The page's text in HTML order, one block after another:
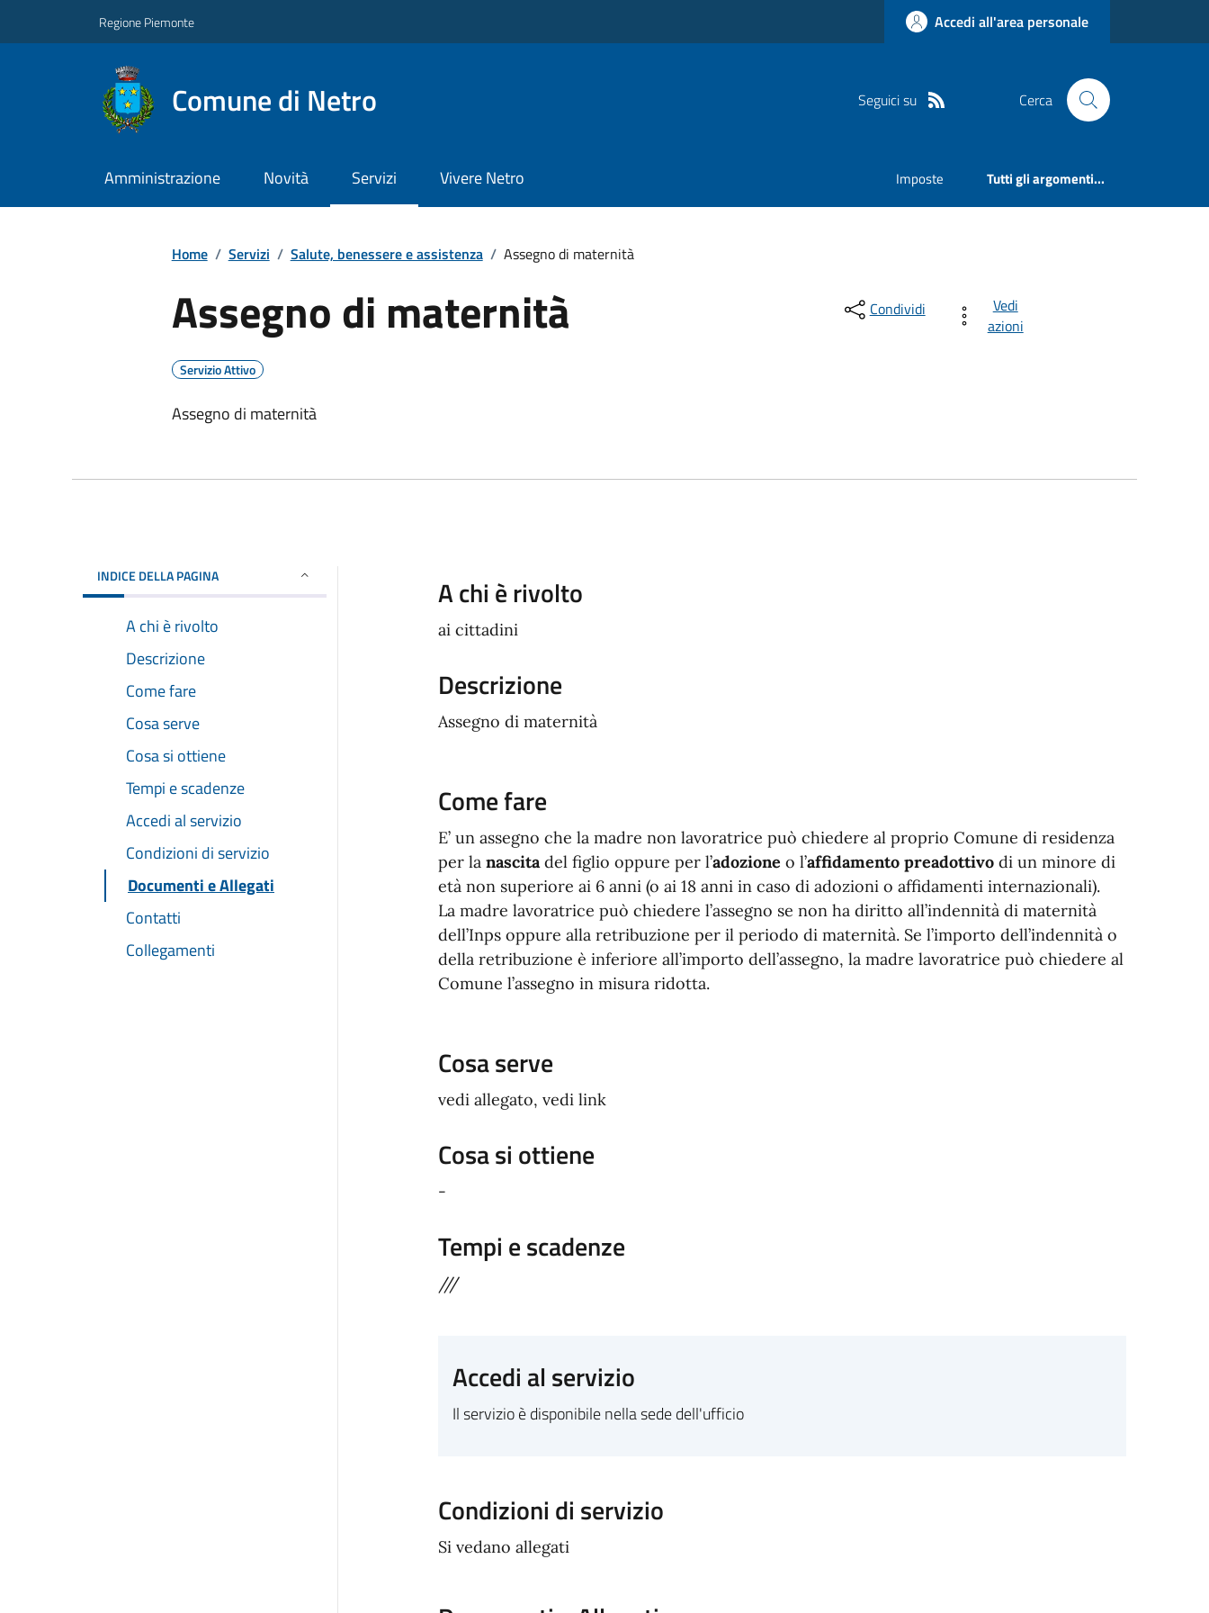
Regione Piemonte Accedi all'area personale
Comune di Netro Seguici su Cerca
Amministrazione Novità Servizi Vivere Netro Imposte Tutti gli argomenti...
Home / Servizi / Salute, benessere e assistenza / Assegno di maternità
Assegno di maternità
Servizio Attivo
Assegno di maternità
Condividi
Vedi
azioni
INDICE DELLA PAGINA
A chi è rivolto
Descrizione
Come fare
Cosa serve
Cosa si ottiene
Tempi e scadenze
Accedi al servizio
Condizioni di servizio
Documenti e Allegati
Contatti
Collegamenti
A chi è rivolto
ai cittadini
Descrizione
Assegno di maternità
Come fare
E’ un assegno che la madre non lavoratrice può chiedere al proprio Comune di residenza
per la nascitadel figlio oppure per l’adozione o l’affidamento preadottivodi un minore di
età non superiore ai 6 anni (o ai 18 anni in caso di adozioni o affidamenti internazionali).
La madre lavoratrice può chiedere l’assegno se non ha diritto all’indennità di maternità
dell’Inps oppure alla retribuzione per il periodo di maternità. Se l’importo dell’indennità o
della retribuzione è inferiore all’importo dell’assegno, la madre lavoratrice può chiedere al
Comune l’assegno in misura ridotta.
Cosa serve
vedi allegato, vedi link
Cosa si ottiene
-
Tempi e scadenze
///
Accedi al servizio
Il servizio è disponibile nella sede dell'ufficio
Condizioni di servizio
Si vedano allegati